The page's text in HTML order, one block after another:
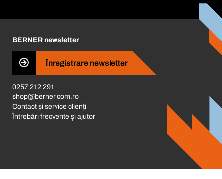
Business Conduct
BERNER newsletter
Înregistrare newsletter
0257 212 291
shop@berner.com.ro
Contact și service clienți
Întrebări frecvente și ajutor